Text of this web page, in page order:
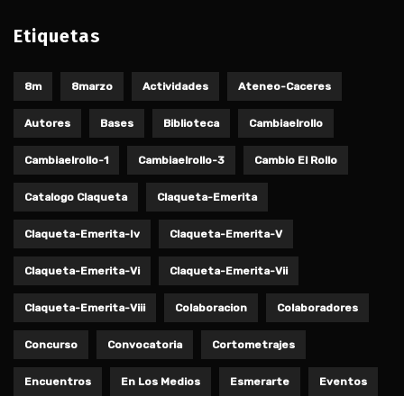
Etiquetas
8m 8marzo Actividades Ateneo-Caceres
Autores Bases Biblioteca Cambiaelrollo
Cambiaelrollo-1 Cambiaelrollo-3 Cambio El Rollo
Catalogo Claqueta Claqueta-Emerita
Claqueta-Emerita-Iv Claqueta-Emerita-V
Claqueta-Emerita-Vi Claqueta-Emerita-Vii
Claqueta-Emerita-Viii Colaboracion Colaboradores
Concurso Convocatoria Cortometrajes
Encuentros En Los Medios Esmerarte Eventos